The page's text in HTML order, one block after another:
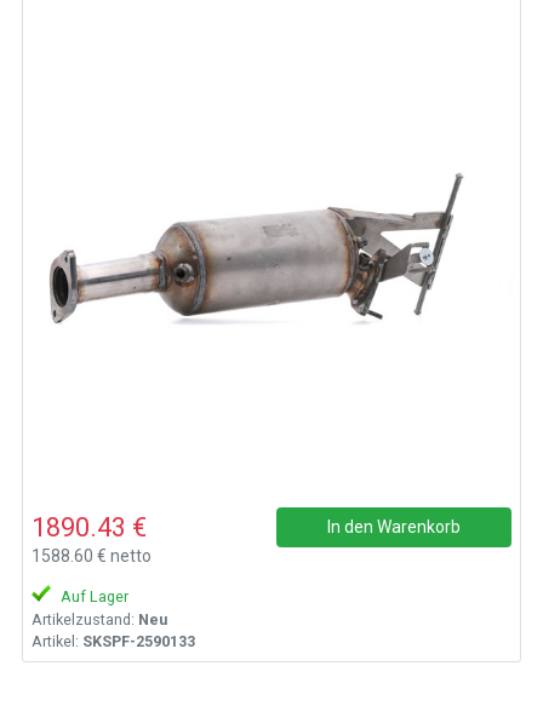
1890.43 €
1588.60 € netto
In den Warenkorb
Auf Lager
Artikelzustand: Neu
Artikel: SKSPF-2590133